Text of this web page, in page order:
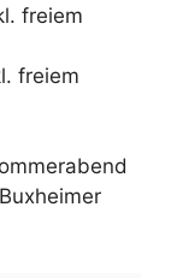
freiem
freiem